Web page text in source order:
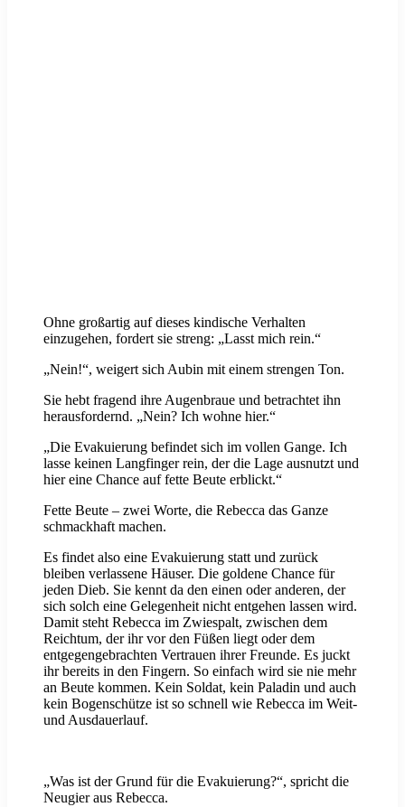
Ohne großartig auf dieses kindische Verhalten
einzugehen, fordert sie streng: „Lasst mich rein.“
„Nein!“, weigert sich Aubin mit einem strengen Ton.
Sie hebt fragend ihre Augenbraue und betrachtet ihn
herausfordernd. „Nein? Ich wohne hier.“
„Die Evakuierung befindet sich im vollen Gange. Ich
lasse keinen Langfinger rein, der die Lage ausnutzt und
hier eine Chance auf fette Beute erblickt.“
Fette Beute – zwei Worte, die Rebecca das Ganze
schmackhaft machen.
Es findet also eine Evakuierung statt und zurück
bleiben verlassene Häuser. Die goldene Chance für
jeden Dieb. Sie kennt da den einen oder anderen, der
sich solch eine Gelegenheit nicht entgehen lassen wird.
Damit steht Rebecca im Zwiespalt, zwischen dem
Reichtum, der ihr vor den Füßen liegt oder dem
entgegengebrachten Vertrauen ihrer Freunde. Es juckt
ihr bereits in den Fingern. So einfach wird sie nie mehr
an Beute kommen. Kein Soldat, kein Paladin und auch
kein Bogenschütze ist so schnell wie Rebecca im Weit-
und Ausdauerlauf.
„Was ist der Grund für die Evakuierung?“, spricht die
Neugier aus Rebecca.